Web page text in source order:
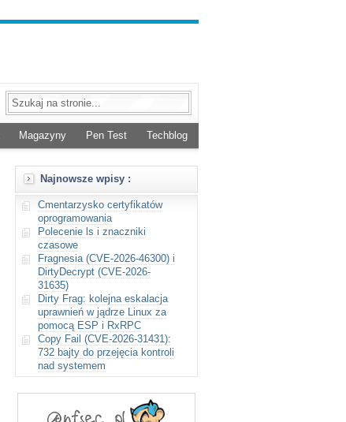
Magazyny Pen Test Techblog
Najnowsze wpisy :
Cmentarzysko certyfikatów
oprogramowania
Polecenie ls i znaczniki
czasowe
Fragnesia (CVE-2026-46300) i
DirtyDecrypt (CVE-2026-
31635)
Dirty Frag: kolejna eskalacja
uprawnień w jądrze Linux za
pomocą ESP i RxRPC
Copy Fail (CVE-2026-31431):
732 bajty do przejęcia kontroli
nad systemem